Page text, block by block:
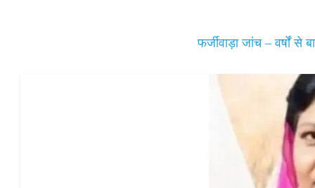
फर्जीवाड़ा जांच – वर्षों से